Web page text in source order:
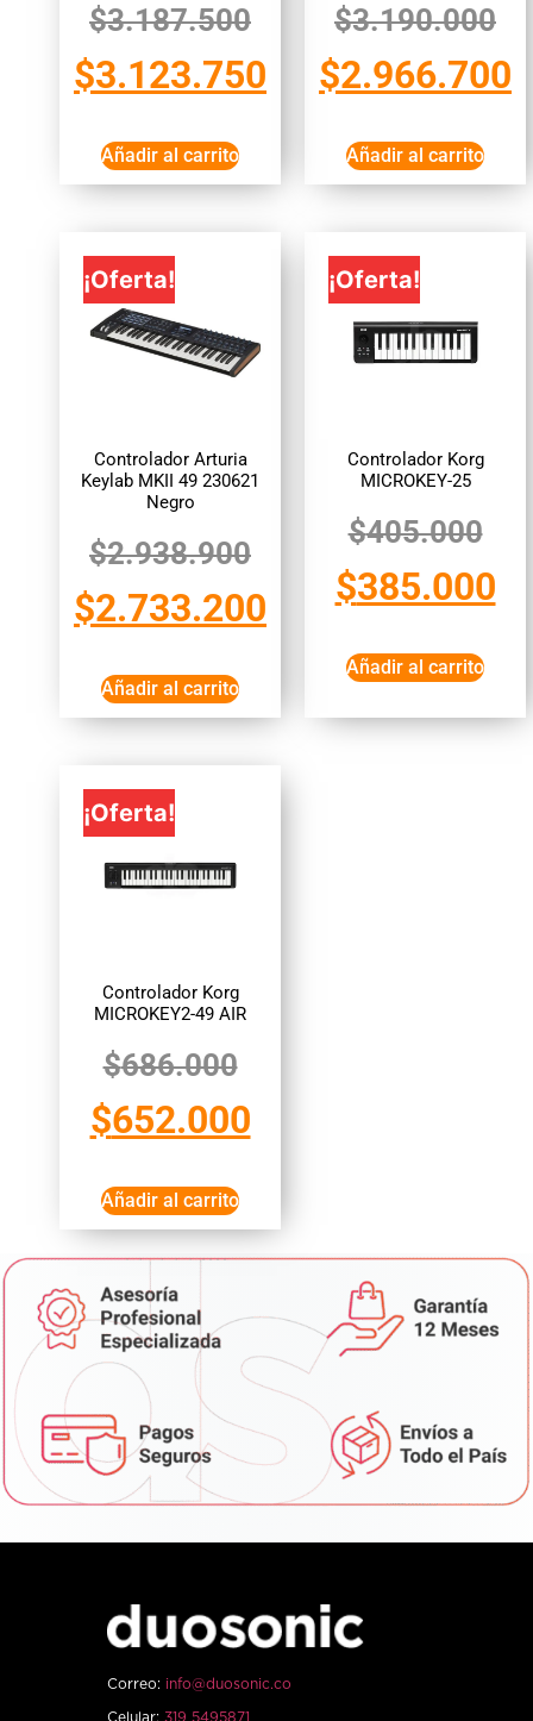
$3.187.500
$3.123.750
Añadir al carrito
$3.190.000
$2.966.700
Añadir al carrito
¡Oferta!
Controlador Arturia
Keylab MKII 49 230621
Negro
$2.938.900
$2.733.200
Añadir al carrito
¡Oferta!
Controlador Korg
MICROKEY-25
$405.000
$385.000
Añadir al carrito
¡Oferta!
Controlador Korg
MICROKEY2-49 AIR
$686.000
$652.000
Añadir al carrito
Correo: info@duosonic.co
Celular: 319 5495871